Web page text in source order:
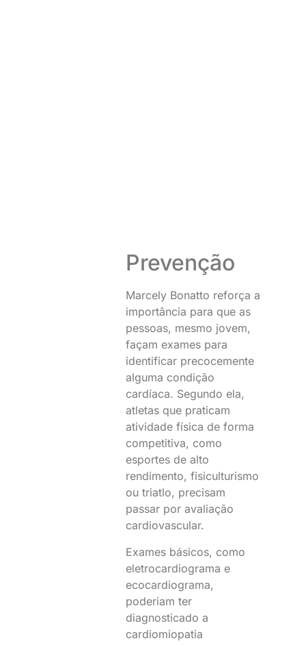
Prevenção
Marcely Bonatto reforça a
importância para que as
pessoas, mesmo jovem,
façam exames para
identificar precocemente
alguma condição
cardíaca. Segundo ela,
atletas que praticam
atividade física de forma
competitiva, como
esportes de alto
rendimento, fisiculturismo
ou triatlo, precisam
passar por avaliação
cardiovascular.
Exames básicos, como
eletrocardiograma e
ecocardiograma,
poderiam ter
diagnosticado a
cardiomiopatia